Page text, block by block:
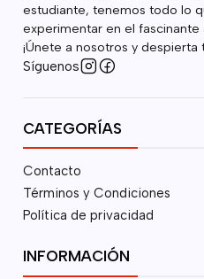
estudiante, tenemos todo lo
experimentar en el fascinante
¡Únete a nosotros y despierta
Síguenos
CATEGORÍAS
Contacto
Términos y Condiciones
Política de privacidad
INFORMACIÓN